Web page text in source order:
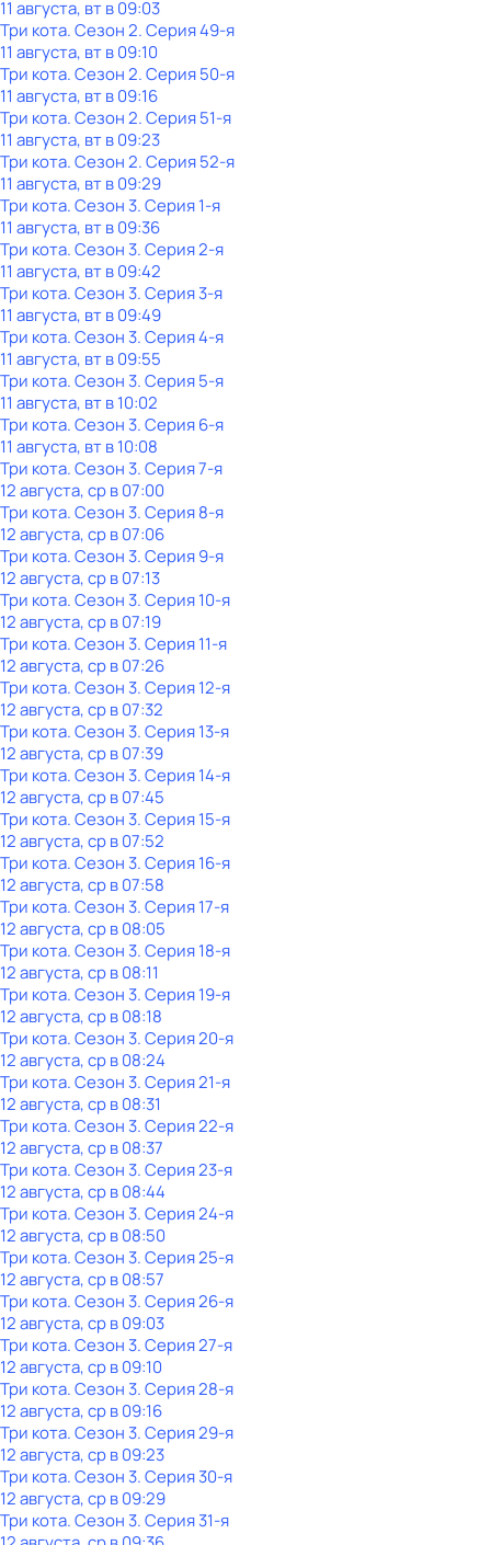
11 августа, вт в 09:03
Три кота. Сезон 2. Серия 49-я
11 августа, вт в 09:10
Три кота. Сезон 2. Серия 50-я
11 августа, вт в 09:16
Три кота. Сезон 2. Серия 51-я
11 августа, вт в 09:23
Три кота. Сезон 2. Серия 52-я
11 августа, вт в 09:29
Три кота. Сезон 3. Серия 1-я
11 августа, вт в 09:36
Три кота. Сезон 3. Серия 2-я
11 августа, вт в 09:42
Три кота. Сезон 3. Серия 3-я
11 августа, вт в 09:49
Три кота. Сезон 3. Серия 4-я
11 августа, вт в 09:55
Три кота. Сезон 3. Серия 5-я
11 августа, вт в 10:02
Три кота. Сезон 3. Серия 6-я
11 августа, вт в 10:08
Три кота. Сезон 3. Серия 7-я
12 августа, ср в 07:00
Три кота. Сезон 3. Серия 8-я
12 августа, ср в 07:06
Три кота. Сезон 3. Серия 9-я
12 августа, ср в 07:13
Три кота. Сезон 3. Серия 10-я
12 августа, ср в 07:19
Три кота. Сезон 3. Серия 11-я
12 августа, ср в 07:26
Три кота. Сезон 3. Серия 12-я
12 августа, ср в 07:32
Три кота. Сезон 3. Серия 13-я
12 августа, ср в 07:39
Три кота. Сезон 3. Серия 14-я
12 августа, ср в 07:45
Три кота. Сезон 3. Серия 15-я
12 августа, ср в 07:52
Три кота. Сезон 3. Серия 16-я
12 августа, ср в 07:58
Три кота. Сезон 3. Серия 17-я
12 августа, ср в 08:05
Три кота. Сезон 3. Серия 18-я
12 августа, ср в 08:11
Три кота. Сезон 3. Серия 19-я
12 августа, ср в 08:18
Три кота. Сезон 3. Серия 20-я
12 августа, ср в 08:24
Три кота. Сезон 3. Серия 21-я
12 августа, ср в 08:31
Три кота. Сезон 3. Серия 22-я
12 августа, ср в 08:37
Три кота. Сезон 3. Серия 23-я
12 августа, ср в 08:44
Три кота. Сезон 3. Серия 24-я
12 августа, ср в 08:50
Три кота. Сезон 3. Серия 25-я
12 августа, ср в 08:57
Три кота. Сезон 3. Серия 26-я
12 августа, ср в 09:03
Три кота. Сезон 3. Серия 27-я
12 августа, ср в 09:10
Три кота. Сезон 3. Серия 28-я
12 августа, ср в 09:16
Три кота. Сезон 3. Серия 29-я
12 августа, ср в 09:23
Три кота. Сезон 3. Серия 30-я
12 августа, ср в 09:29
Три кота. Сезон 3. Серия 31-я